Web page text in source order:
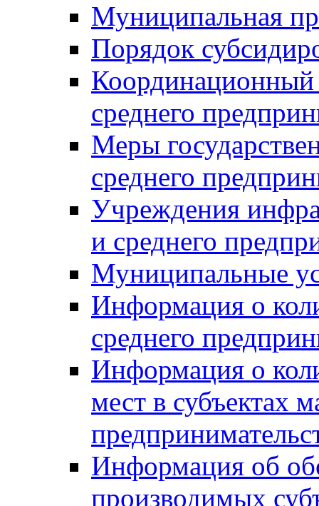
Муниципальная
Порядок
Координационный
среднего
Меры
среднего
Учреждения
и среднего
Муниципальные
Информация о
среднего
Информация о
мест в субъектах
Информация об
производимых